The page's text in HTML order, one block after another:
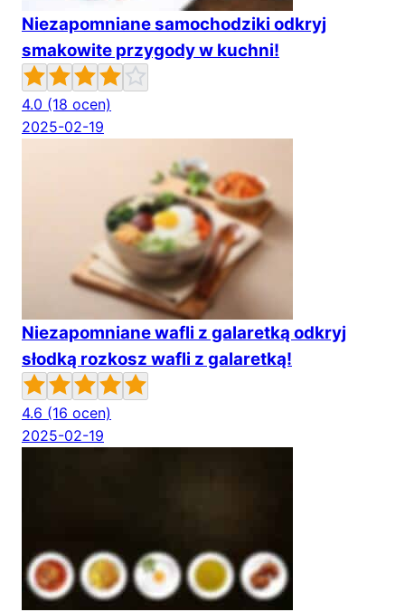
Niezapomniane samochodziki odkryj
smakowite przygody w kuchni!
4.0 (18 ocen)
2025-02-19
Niezapomniane wafli z galaretką odkryj
słodką rozkosz wafli z galaretką!
4.6 (16 ocen)
2025-02-19